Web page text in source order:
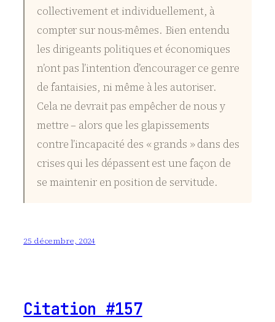
collectivement et individuellement, à
compter sur nous-mêmes. Bien entendu
les dirigeants politiques et économiques
n’ont pas l’intention d’encourager ce genre
de fantaisies, ni même à les autoriser.
Cela ne devrait pas empêcher de nous y
mettre – alors que les glapissements
contre l’incapacité des « grands » dans des
crises qui les dépassent est une façon de
se maintenir en position de servitude.
25 décembre, 2024
Citation #157